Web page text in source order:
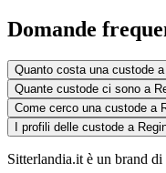
Domande
Quanto costa una custode
Quante custode ci sono a
Come cerco una custode a
I profili delle custode a
Sitterlandia.it è un brand di